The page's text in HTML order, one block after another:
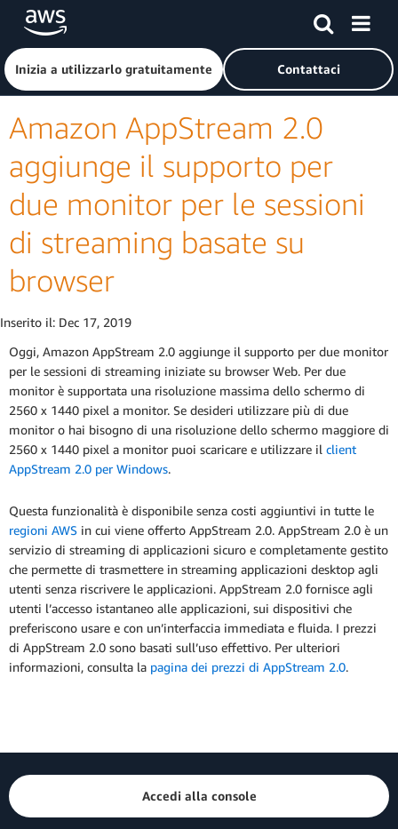
Passa al contenuto principale
Fai clic qui per tornare alla home page di Amazon Web
Inizia a utilizzarlo gratuitamente Contattaci
Amazon AppStream 2.0
aggiunge il supporto per
due monitor per le sessioni
di streaming basate su
browser
Inserito il: Dec 17, 2019
Oggi, Amazon AppStream 2.0 aggiunge il supporto per due monitor
per le sessioni di streaming iniziate su browser Web. Per due
monitor è supportata una risoluzione massima dello schermo di
2560 x 1440 pixel a monitor. Se desideri utilizzare più di due
monitor o hai bisogno di una risoluzione dello schermo maggiore di
2560 x 1440 pixel a monitor puoi scaricare e utilizzare il client
AppStream 2.0 per Windows.
Questa funzionalità è disponibile senza costi aggiuntivi in tutte le
regioni AWS in cui viene offerto AppStream 2.0. AppStream 2.0 è un
servizio di streaming di applicazioni sicuro e completamente gestito
che permette di trasmettere in streaming applicazioni desktop agli
utenti senza riscrivere le applicazioni. AppStream 2.0 fornisce agli
utenti l’accesso istantaneo alle applicazioni, sui dispositivi che
preferiscono usare e con un’interfaccia immediata e fluida. I prezzi
di AppStream 2.0 sono basati sull’uso effettivo. Per ulteriori
informazioni, consulta la pagina dei prezzi di AppStream 2.0.
Accedi alla console